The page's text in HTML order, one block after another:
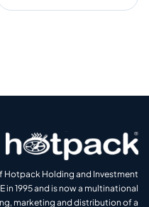
Hotpack Holding and Investment
in 1995 and is now a multinational
marketing and distribution of a